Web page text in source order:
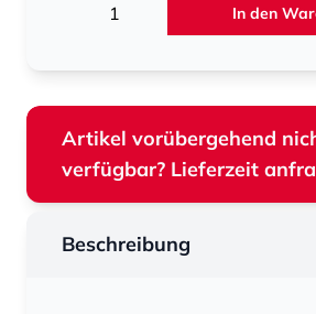
In den
Artikel vorübergehend
verfügbar? Lieferzeit
Beschreibung